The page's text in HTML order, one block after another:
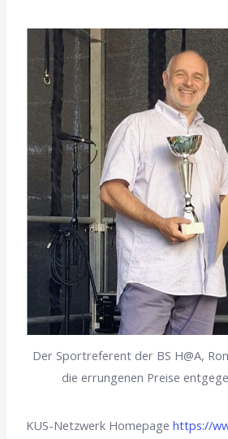
Der Sportreferent der BS H@A,
die errungenen Preise
KUS-Netzwerk Homepagehttps://